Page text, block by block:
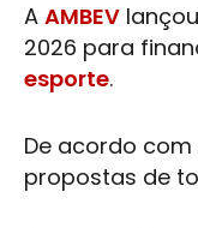
A AMBEV
2026 para
esporte.
De acordo
propostas de